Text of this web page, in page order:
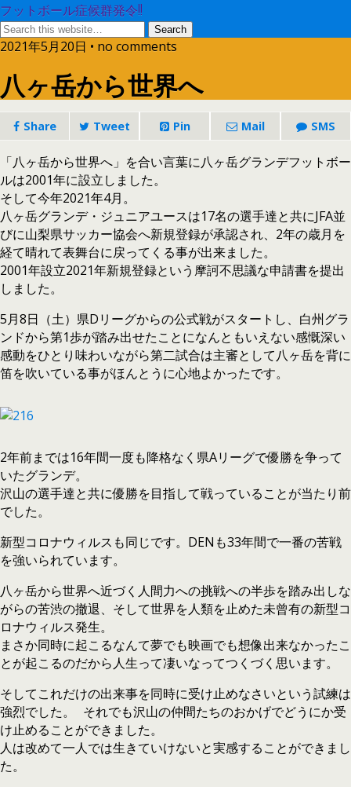
フットボール症候群発令!!
2021年5月20日 • no comments
八ヶ岳から世界へ
Share Tweet Pin Mail SMS
「八ヶ岳から世界へ」を合い言葉に八ヶ岳グランデフットボー
ルは2001年に設立しました。
そして今年2021年4月。
八ヶ岳グランデ・ジュニアユースは17名の選手達と共にJFA並
びに山梨県サッカー協会へ新規登録が承認され、2年の歳月を
経て晴れて表舞台に戻ってくる事が出来ました。
2001年設立2021年新規登録という摩訶不思議な申請書を提出
しました。
5月8日（土）県Dリーグからの公式戦がスタートし、白州グラ
ンドから第1歩が踏み出せたことになんともいえない感慨深い
感動をひとり味わいながら第二試合は主審として八ヶ岳を背に
笛を吹いている事がほんとうに心地よかったです。
2年前までは16年間一度も降格なく県Aリーグで優勝を争って
いたグランデ。
沢山の選手達と共に優勝を目指して戦っていることが当たり前
でした。
新型コロナウィルスも同じです。DENも33年間で一番の苦戦
を強いられています。
八ヶ岳から世界へ近づく人間力への挑戦への半歩を踏み出しな
がらの苦渋の撤退、そして世界を人類を止めた未曾有の新型コ
ロナウィルス発生。
まさか同時に起こるなんて夢でも映画でも想像出来なかったこ
とが起こるのだから人生って凄いなってつくづく思います。
そしてこれだけの出来事を同時に受け止めなさいという試練は
強烈でした。 それでも沢山の仲間たちのおかげでどうにか受
け止めることができました。
人は改めて一人では生きていけないと実感することができまし
た。